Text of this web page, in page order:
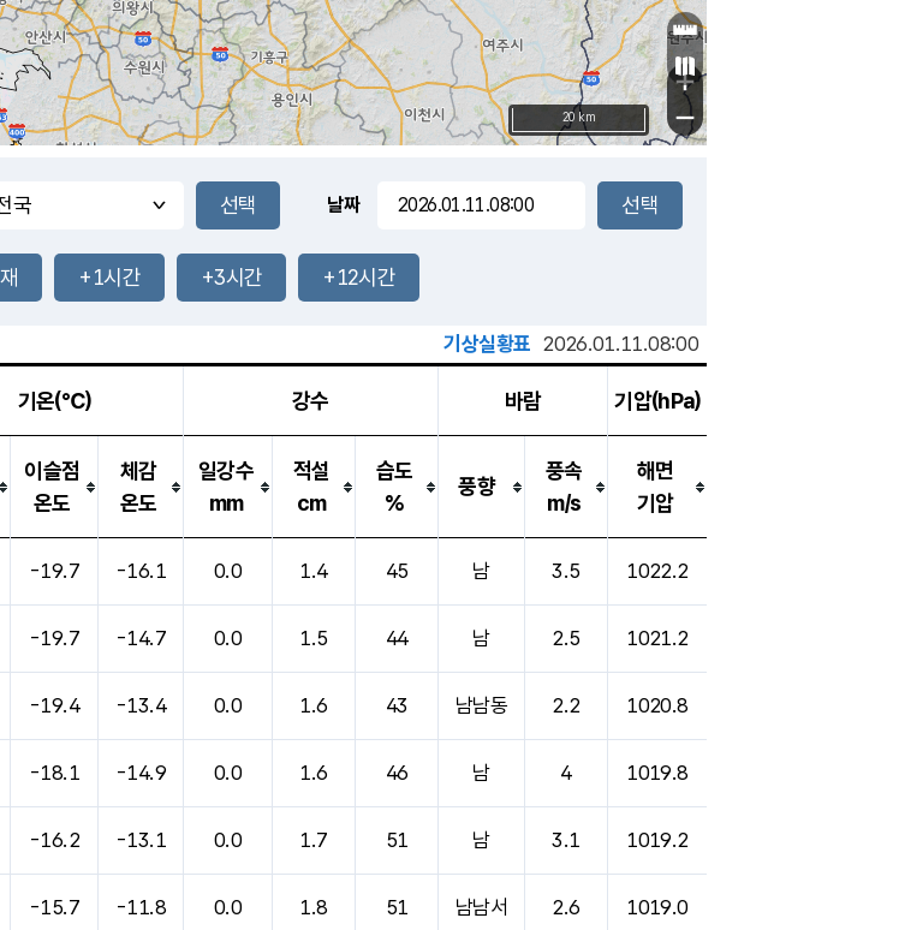
+
−
20 km
날짜
+1시간 +3시간 +12시간
기상실황표 2026.01.11.08:00
기온(℃) 강수 바람 기압(hPa)
이슬점
온도
체감
온도
일강수
mm
적설
cm
습도
%
풍향
풍속
m/s
해면
기압
-19.7 -16.1 0.0 1.4 45 남 3.5 1022.2
-19.7 -14.7 0.0 1.5 44 남 2.5 1021.2
-19.4 -13.4 0.0 1.6 43 남남동 2.2 1020.8
-18.1 -14.9 0.0 1.6 46 남 4 1019.8
-16.2 -13.1 0.0 1.7 51 남 3.1 1019.2
-15.7 -11.8 0.0 1.8 51 남남서 2.6 1019.0